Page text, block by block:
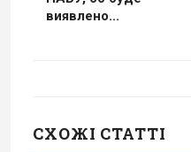
виявлено...
СХОЖІ СТАТТІ